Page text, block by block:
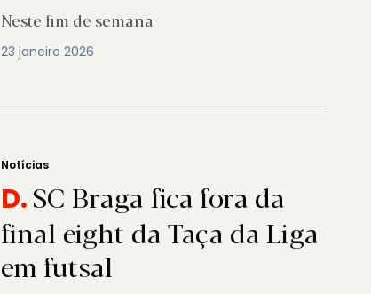
Neste fim de semana
23 janeiro 2026
Notícias
D.SC Braga fica fora da
final eight da Taça da Liga
em futsal